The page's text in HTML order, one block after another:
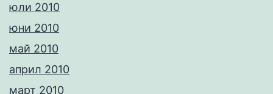
юли 2010
юни 2010
май 2010
април 2010
март 2010